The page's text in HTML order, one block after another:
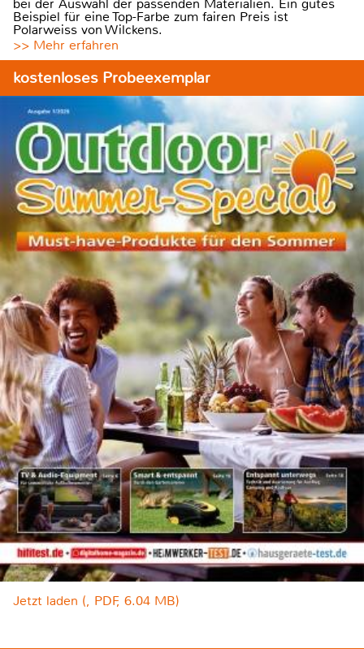
bei der Auswahl der passenden Materialien. Ein gutes
Beispiel für eine Top-Farbe zum fairen Preis ist
Polarweiss von Wilckens.
>> Mehr erfahren
kostenloses Probeexemplar
Jetzt laden (, PDF, 6.04 MB)